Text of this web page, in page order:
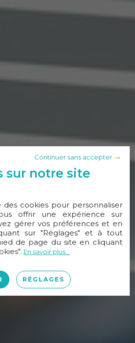
Continuer sans accepter
sur notre site
des cookies pour personnaliser
offrir une expérience sur
gérer vos préférences et en
sur "Réglages" et à tout
de page du site en cliquant
En savoir plus...
RÉGLAGES